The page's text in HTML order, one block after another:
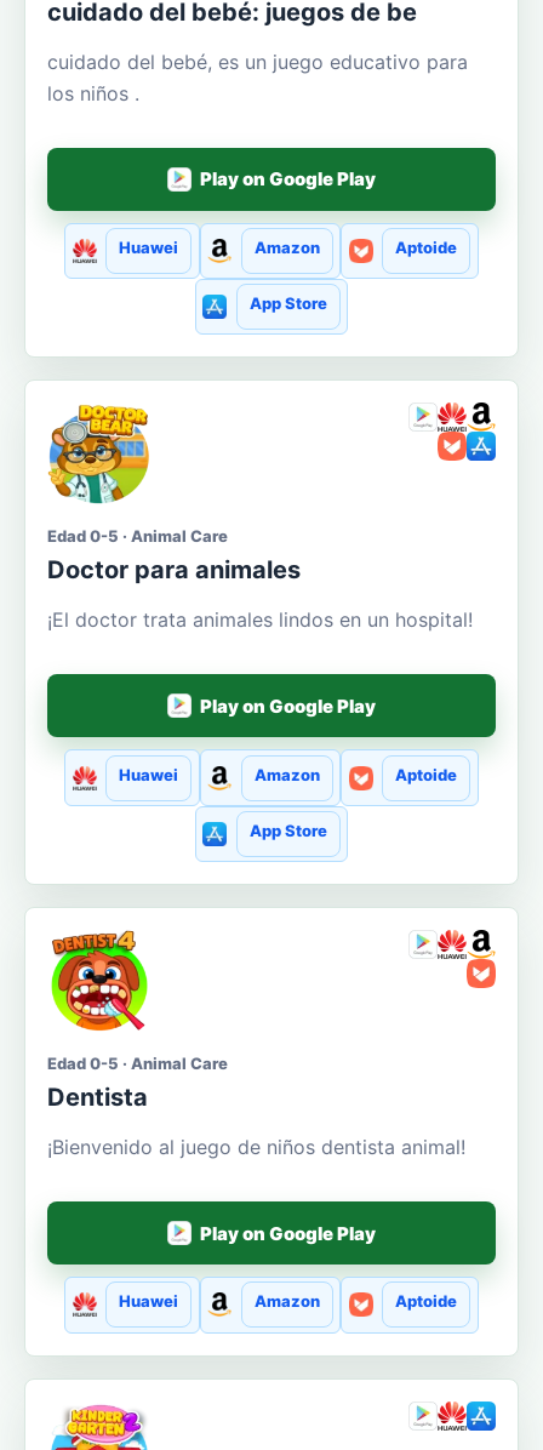
cuidado del bebé: juegos de be
cuidado del bebé, es un juego educativo para
los niños .
Play on Google Play
Huawei Amazon Aptoide
App Store
Edad 0-5 · Animal Care
Doctor para animales
¡El doctor trata animales lindos en un hospital!
Play on Google Play
Huawei Amazon Aptoide
App Store
Edad 0-5 · Animal Care
Dentista
¡Bienvenido al juego de niños dentista animal!
Play on Google Play
Huawei Amazon Aptoide